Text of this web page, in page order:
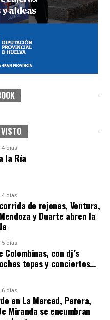
COLOMBINAS
2026
4 días
la Ría
4 días
de rejones, Ventura,
y Duarte abren la
5 días
Colombinas, con dj´s
topes y conciertos…
6 días
en La Merced, Perera,
Miranda se encumbran